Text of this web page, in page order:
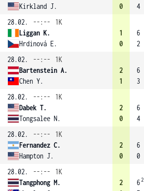
Kirkland J.
0
4
28.02.
--:--
1K
Liggan K.
Hrdinová E.
1
0
6
2
28.02.
--:--
1K
Bartenstein A.
Chen Y.
2
1
6
3
28.02.
--:--
1K
Dabek T.
Tongsalee N.
2
0
6
4
28.02.
--:--
1K
Fernandez C.
Hampton J.
2
0
6
0
28.02.
--:--
1K
Tangphong M.
2
62